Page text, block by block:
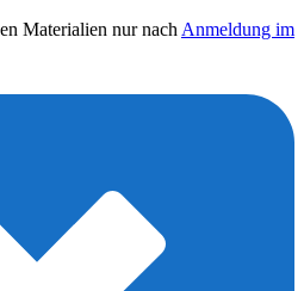
Materialien nur nach Anmeldung im